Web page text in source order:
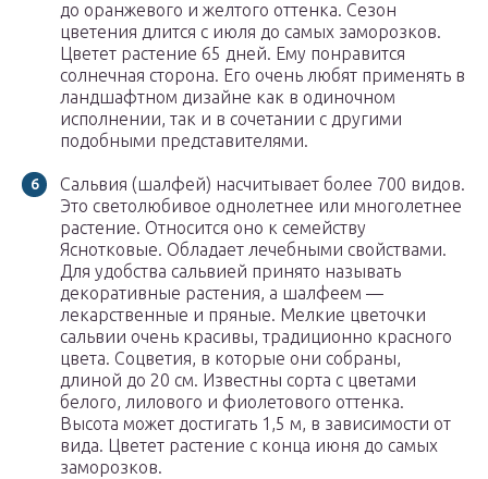
до оранжевого и желтого оттенка. Сезон
цветения длится с июля до самых заморозков.
Цветет растение 65 дней. Ему понравится
солнечная сторона. Его очень любят применять в
ландшафтном дизайне как в одиночном
исполнении, так и в сочетании с другими
подобными представителями.
Сальвия (шалфей) насчитывает более 700 видов.
Это светолюбивое однолетнее или многолетнее
растение. Относится оно к семейству
Яснотковые. Обладает лечебными свойствами.
Для удобства сальвией принято называть
декоративные растения, а шалфеем —
лекарственные и пряные. Мелкие цветочки
сальвии очень красивы, традиционно красного
цвета. Соцветия, в которые они собраны,
длиной до 20 см. Известны сорта с цветами
белого, лилового и фиолетового оттенка.
Высота может достигать 1,5 м, в зависимости от
вида. Цветет растение с конца июня до самых
заморозков.